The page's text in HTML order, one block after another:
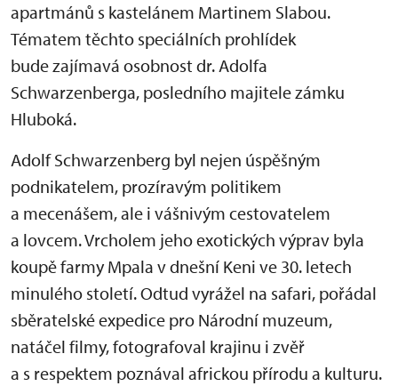
apartmánů s kastelánem Martinem Slabou.
Tématem těchto speciálních prohlídek
bude zajímavá osobnost dr. Adolfa
Schwarzenberga, posledního majitele zámku
Hluboká.
Adolf Schwarzenberg byl nejen úspěšným
podnikatelem, prozíravým politikem
a mecenášem, ale i vášnivým cestovatelem
a lovcem. Vrcholem jeho exotických výprav byla
koupě farmy Mpala v dnešní Keni ve 30. letech
minulého století. Odtud vyrážel na safari, pořádal
sběratelské expedice pro Národní muzeum,
natáčel filmy, fotografoval krajinu i zvěř
a s respektem poznával africkou přírodu a kulturu.